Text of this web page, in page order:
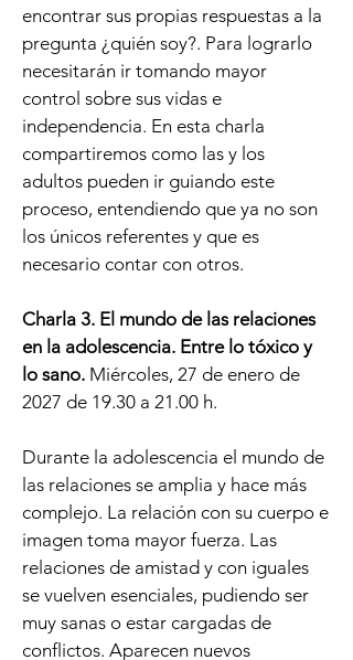
encontrar sus propias respuestas a la
pregunta ¿quién soy?. Para lograrlo
necesitarán ir tomando mayor
control sobre sus vidas e
independencia. En esta charla
compartiremos como las y los
adultos pueden ir guiando este
proceso, entendiendo que ya no son
los únicos referentes y que es
necesario contar con otros.
Charla 3. El mundo de las relaciones
en la adolescencia. Entre lo tóxico y
lo sano. Miércoles, 27 de enero de
2027 de 19.30 a 21.00 h.
Durante la adolescencia el mundo de
las relaciones se amplia y hace más
complejo. La relación con su cuerpo e
imagen toma mayor fuerza. Las
relaciones de amistad y con iguales
se vuelven esenciales, pudiendo ser
muy sanas o estar cargadas de
conflictos. Aparecen nuevos